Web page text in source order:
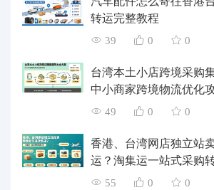
转运完整教程
39 0 0
台湾本土小店跨境采购
中小商家跨境物流优化
49 0 0
香港、台湾网店独立站
运？淘集运一站式采购
55 0 0